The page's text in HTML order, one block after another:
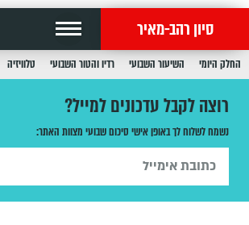
סיון רהב-מאיר
החלק היומי השיעור השבועי רדיו והטור השבועי טלוויזיה
רוצה לקבל עדכונים למייל?
נשמח לשלוח לך באופן אישי סיכום שבועי מצוות האתר: